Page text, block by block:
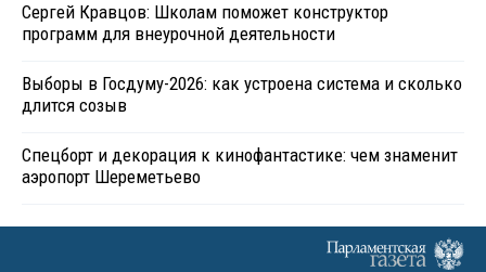
Сергей Кравцов: Школам поможет конструктор
программ для внеурочной деятельности
Выборы в Госдуму-2026: как устроена система и сколько
длится созыв
Спецборт и декорация к кинофантастике: чем знаменит
аэропорт Шереметьево